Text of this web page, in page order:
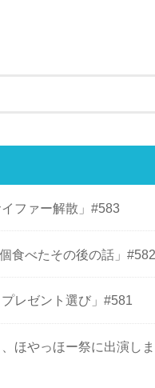
ファー解散」#583
食べたその後の話」#582
レゼント選び」#581
ほやっほー祭に出演し